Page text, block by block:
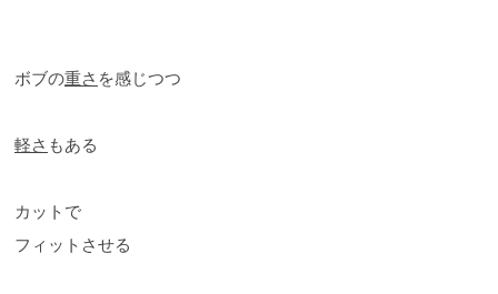
ボブの重さ を感じつつ
軽さ もある
カットで
フィットさせる